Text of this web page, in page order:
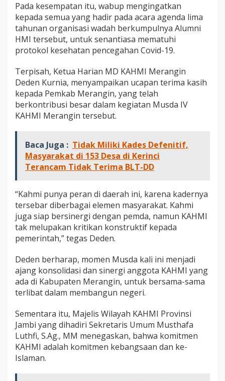
n
Pada kesempatan itu, wabup mengingatkan
kepada semua yang hadir pada acara agenda lima
tahunan organisasi wadah berkumpulnya Alumni
HMI tersebut, untuk senantiasa mematuhi
protokol kesehatan pencegahan Covid-19.
Terpisah, Ketua Harian MD KAHMI Merangin
Deden Kurnia, menyampaikan ucapan terima kasih
kepada Pemkab Merangin, yang telah
berkontribusi besar dalam kegiatan Musda IV
KAHMI Merangin tersebut.
Baca Juga : Tidak Miliki Kades Defenitif,
Masyarakat di 153 Desa di Kerinci
Terancam Tidak Terima BLT-DD
“Kahmi punya peran di daerah ini, karena kadernya
tersebar diberbagai elemen masyarakat. Kahmi
juga siap bersinergi dengan pemda, namun KAHMI
tak melupakan kritikan konstruktif kepada
pemerintah,” tegas Deden.
Deden berharap, momen Musda kali ini menjadi
ajang konsolidasi dan sinergi anggota KAHMI yang
ada di Kabupaten Merangin, untuk bersama-sama
terlibat dalam membangun negeri.
Sementara itu, Majelis Wilayah KAHMI Provinsi
Jambi yang dihadiri Sekretaris Umum Musthafa
Luthfi, S.Ag., MM menegaskan, bahwa komitmen
KAHMI adalah komitmen kebangsaan dan ke-
Islaman.